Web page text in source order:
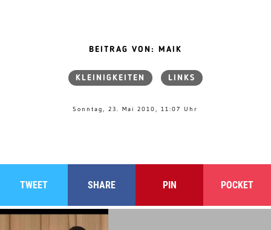
BEITRAG VON: MAIK
KLEINIGKEITEN LINKS
Sonntag, 23. Mai 2010, 11:07 Uhr
TWEET SHARE PIN POCKET